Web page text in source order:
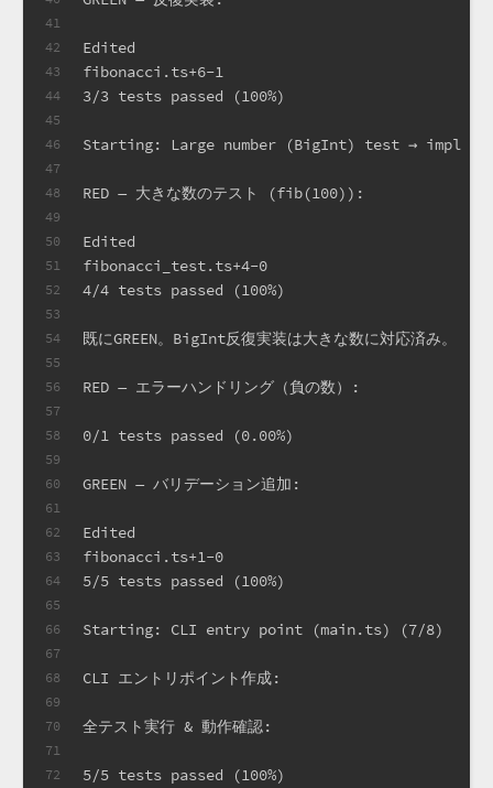
41
42
43
44
45
46
47
48
49
50
51
52
53
54
55
56
57
58
59
60
61
62
63
64
65
66
67
68
69
70
71
72
Edited
fibonacci.ts+6-1
3/3 tests passed (100%)
Starting: Large number (BigInt) test → impl
RED — 大きな数のテスト (fib(100)):
Edited
fibonacci_test.ts+4-0
4/4 tests passed (100%)
既にGREEN。BigInt反復実装は大きな数に対応済み。
RED — エラーハンドリング（負の数）:
0/1 tests passed (0.00%)
GREEN — バリデーション追加:
Edited
fibonacci.ts+1-0
5/5 tests passed (100%)
Starting: CLI entry point (main.ts) (7/8)
CLI エントリポイント作成:
全テスト実行 & 動作確認:
5/5 tests passed (100%)